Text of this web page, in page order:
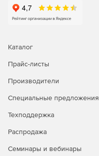
Каталог
Прайс-листы
Производители
Специальные предложения
Техподдержка
Распродажа
Семинары и вебинары